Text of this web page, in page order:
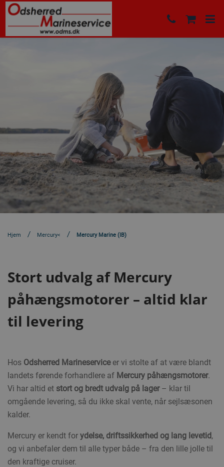
Hjem Mercury< Mercury Marine (IB)
Stort udvalg af Mercury
påhængsmotorer – altid klar
til levering
Hos Odsherred Marineserviceer vi stolte af at være blandt
landets førende forhandlere af Mercury påhængsmotorer.
Vi har altid et stort og bredt udvalg på lager– klar til
omgående levering, så du ikke skal vente, når sejlsæsonen
kalder.
Mercury er kendt for ydelse, driftssikkerhed og lang levetid,
og vi anbefaler dem til alle typer både – fra den lille jolle til
den kraftige cruiser.